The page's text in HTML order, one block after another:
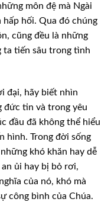
môn đệ mà Ngài
hấp hối. Qua đó chúng
cũng đều là những
ta tiến sâu trong tình
đại, hãy biết nhìn
đức tin và trong yêu
đầu đã không thể hiểu
hình. Trong đời sống
khó khăn hay dễ
ủi hay bị bỏ rơi,
của nó, khó mà
công bình của Chúa.